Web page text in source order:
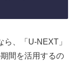
ら、「U-NEXT」
間を活用するの